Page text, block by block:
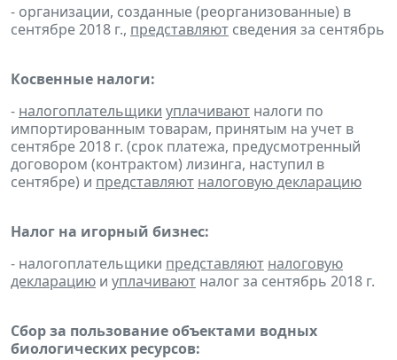
- организации, созданные (реорганизованные) в
сентябре 2018 г., представляют сведения за сентябрь
Косвенные налоги:
- налогоплательщики уплачивают налоги по
импортированным товарам, принятым на учет в
сентябре 2018 г. (срок платежа, предусмотренный
договором (контрактом) лизинга, наступил в
сентябре) и представляют налоговую декларацию
Налог на игорный бизнес:
- налогоплательщики представляют налоговую
декларацию и уплачивают налог за сентябрь 2018 г.
Сбор за пользование объектами водных
биологических ресурсов: